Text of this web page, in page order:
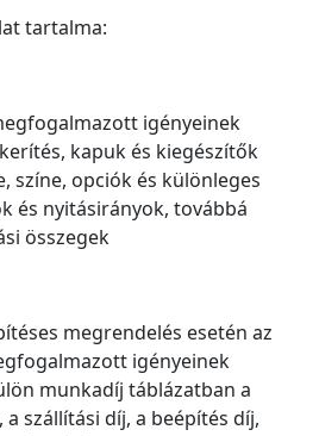
tartalma:
igényeinek
kapuk és kiegészítők
színe, opciók és különleges
és nyitásirányok, továbbá
összegek
megrendelés esetén az
igényeinek
munkadíj táblázatban a
szállítási díj, a beépítés díj,